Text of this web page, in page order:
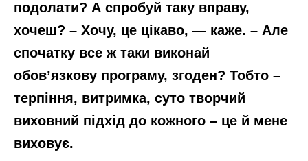
подолати? А спробуй таку вправу,
хочеш? – Хочу, це цікаво, — каже. – Але
спочатку все ж таки виконай
обов’язкову програму, згоден? Тобто –
терпіння, витримка, суто творчий
виховний підхід до кожного – це й мене
виховує.